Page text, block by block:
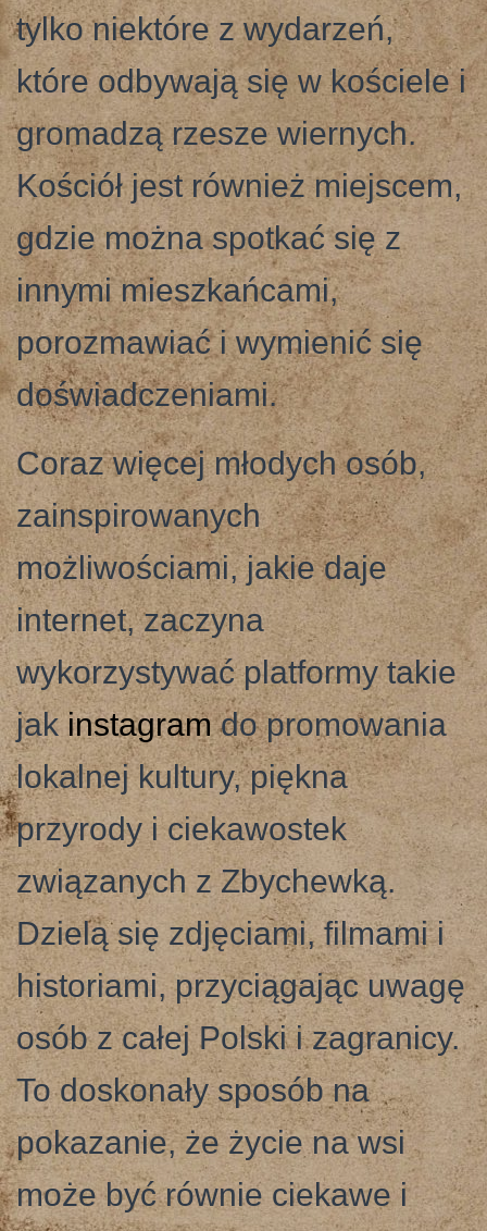
tylko niektóre z wydarzeń,
które odbywają się w kościele i
gromadzą rzesze wiernych.
Kościół jest również miejscem,
gdzie można spotkać się z
innymi mieszkańcami,
porozmawiać i wymienić się
doświadczeniami.
Coraz więcej młodych osób,
zainspirowanych
możliwościami, jakie daje
internet, zaczyna
wykorzystywać platformy takie
jakinstagramdo promowania
lokalnej kultury, piękna
przyrody i ciekawostek
związanych z Zbychewką.
Dzielą się zdjęciami, filmami i
historiami, przyciągając uwagę
osób z całej Polski i zagranicy.
To doskonały sposób na
pokazanie, że życie na wsi
może być równie ciekawe i